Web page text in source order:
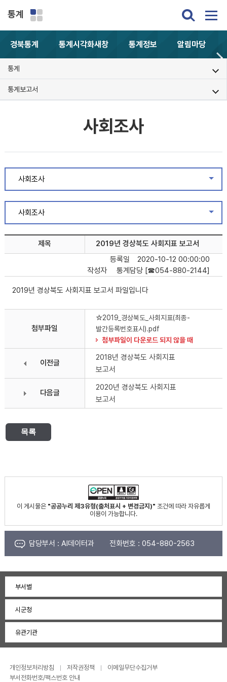
통계
경북통계 통계시각화새창 통계정보 알림마당
통계
통계보고서
사회조사
사회조사
사회조사
제목
2019년 경상북도 사회지표 보고서
등록일
2020-10-12 00:00:00
작성자
통계담당 [☎054-880-2144]
2019년 경상북도 사회지표 보고서 파일입니다
첨부파일
☆2019_경상북도_사회지표(최종-
발간등록번호표시).pdf
첨부파일이 다운로드 되지 않을 때
이전글
2018년 경상북도 사회지표
보고서
다음글
2020년 경상북도 사회지표
보고서
목록
이 게시물은 "공공누리 제3유형(출처표시 + 변경금지)" 조건에 따라 자유롭게
이용이 가능합니다.
담당부서 : AI데이터과 전화번호 : 054-880-2563
부서별
시군청
유관기관
개인정보처리방침 저작권정책
이메일무단수집거부
부서전화번호/팩스번호 안내